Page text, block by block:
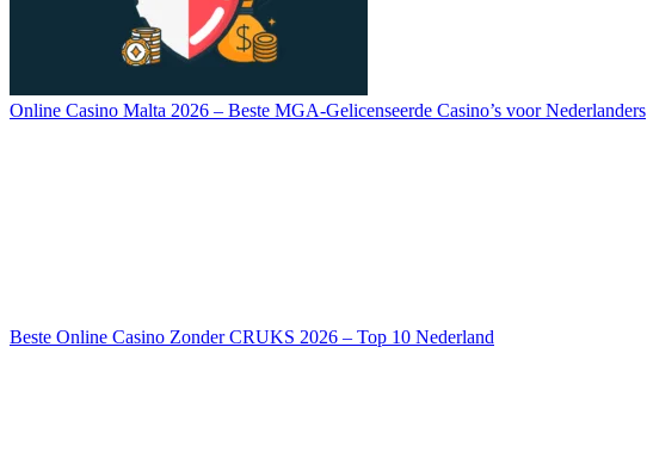
Online Casino Malta 2026 – Beste MGA-Gelicenseerde Casino’s voor Nederlanders
Beste Online Casino Zonder CRUKS 2026 – Top 10 Nederland